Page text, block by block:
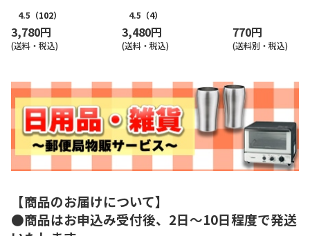
4.5 （102）
3,780円
(送料・税込)
4.5 （4）
3,480円
(送料・税込)
770円
(送料別・税込)
【商品のお届けについて】
●商品はお申込み受付後、2日～10日程度で発送